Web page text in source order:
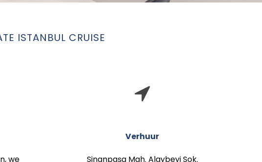
ISTANBUL CRUISE
we
Verhuur
Sinanpaşa Mah. Alaybeyi Sok.